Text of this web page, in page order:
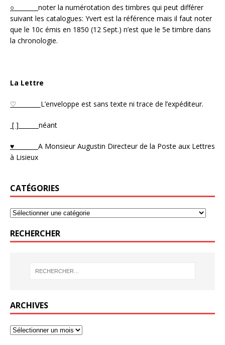
○ noter la numérotation des timbres qui peut différer
suivant les catalogues: Yvert est la référence mais il faut noter
que le 10c émis en 1850 (12 Sept.) n’est que le 5e timbre dans
la chronologie.
La Lettre
♡ L’enveloppe est sans texte ni trace de l’expéditeur.
[ ] néant
♥ A Monsieur Augustin Directeur de la Poste aux Lettres
à Lisieux
CATÉGORIES
RECHERCHER
ARCHIVES